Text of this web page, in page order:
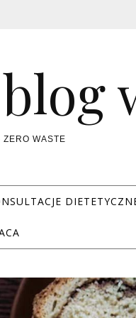
WASTE